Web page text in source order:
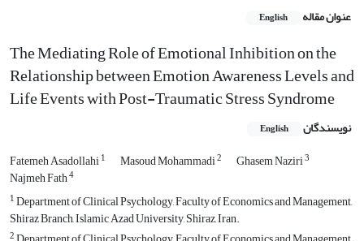
عنوان مقاله English
The Mediating Role of Emotional Inhibition on the
Relationship between Emotion Awareness Levels and
Life Events with Post-Traumatic Stress Syndrome
نویسندگان English
Fatemeh Asadollahi1 Masoud Mohammadi2 Ghasem Naziri3
Najmeh Fath4
1Department of Clinical Psychology, Faculty of Economics and Management,
Shiraz Branch, Islamic Azad University, Shiraz, Iran.
2